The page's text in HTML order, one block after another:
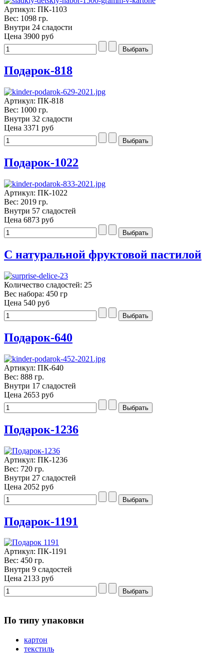
Артикул: ПК-1103
Вес: 1098 гр.
Внутри 24 сладости
Цена 3900 руб
Подарок-818
Артикул: ПК-818
Вес: 1000 гр.
Внутри 32 сладости
Цена 3371 руб
Подарок-1022
Артикул: ПК-1022
Вес: 2019 гр.
Внутри 57 сладостей
Цена 6873 руб
С натуральной фруктовой пастилой
Количество сладостей: 25
Вес набора: 450 гр
Цена 540 руб
Подарок-640
Артикул: ПК-640
Вес: 888 гр.
Внутри 17 сладостей
Цена 2653 руб
Подарок-1236
Артикул: ПК-1236
Вес: 720 гр.
Внутри 27 сладостей
Цена 2052 руб
Подарок-1191
Артикул: ПК-1191
Вес: 450 гр.
Внутри 9 сладостей
Цена 2133 руб
По типу упаковки
картон
текстиль